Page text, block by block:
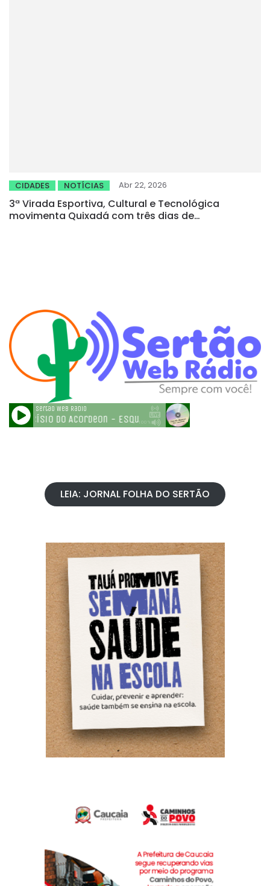
CIDADES NOTÍCIAS Abr 22, 2026
3ª Virada Esportiva, Cultural e Tecnológica
movimenta Quixadá com três dias de
LEIA: JORNAL FOLHA DO SERTÃO